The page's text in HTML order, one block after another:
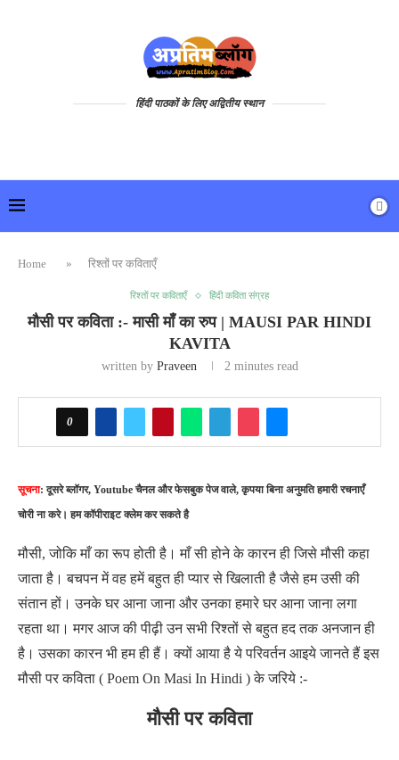
हिंदी पाठकों के लिए अद्वितीय स्थान
Home » रिश्तों पर कविताएँ
रिश्तों पर कविताएँ हिंदी कविता संग्रह
मौसी पर कविता :- मासी माँ का रुप | MAUSI PAR HINDI
KAVITA
written by Praveen 2 minutes read
0
सूचना: दूसरे ब्लॉगर, Youtube चैनल और फेसबुक पेज वाले, कृपया बिना अनुमति हमारी रचनाएँ
चोरी ना करे। हम कॉपीराइट क्लेम कर सकते है
मौसी, जोकि माँ का रूप होती है। माँ सी होने के कारन ही जिसे मौसी कहा
जाता है। बचपन में वह हमें बहुत ही प्यार से खिलाती है जैसे हम उसी की
संतान हों। उनके घर आना जाना और उनका हमारे घर आना जाना लगा
रहता था। मगर आज की पीढ़ी उन सभी रिश्तों से बहुत हद तक अनजान ही
है। उसका कारन भी हम ही हैं। क्यों आया है ये परिवर्तन आइये जानते हैं इस
मौसी पर कविता ( Poem On Masi In Hindi ) के जरिये :-
मौसी पर कविता